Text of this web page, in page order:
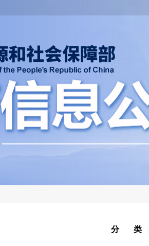
分 类